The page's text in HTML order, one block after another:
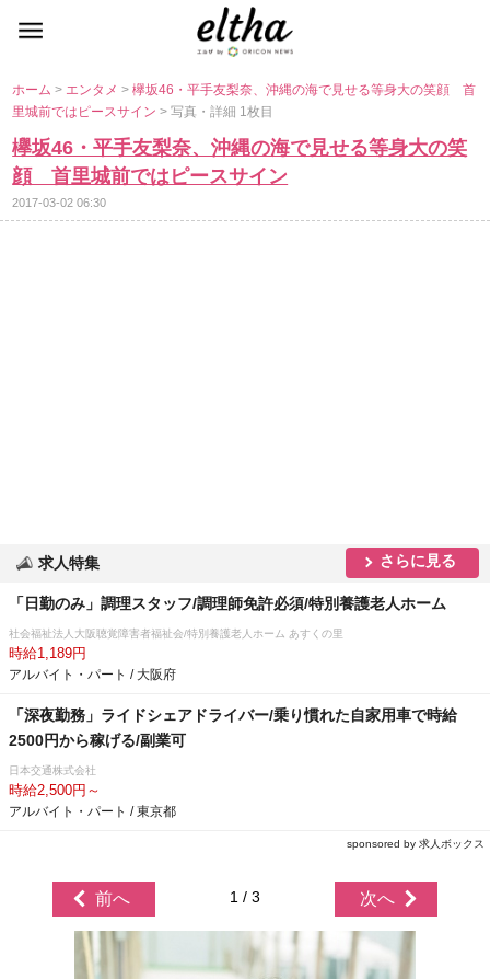
ホーム> エンタメ>欅坂46・平手友梨奈、沖縄の海で見せる等身大の笑顔 首
里城前ではピースサイン> 写真・詳細 1枚目
欅坂46・平手友梨奈、沖縄の海で見せる等身大の笑
顔 首里城前ではピースサイン
2017-03-02 06:30
求人特集 さらに見る
「日勤のみ」調理スタッフ/調理師免許必須/特別養護老人ホーム
社会福祉法人大阪聴覚障害者福祉会/特別養護老人ホーム あすくの里
時給1,189円
アルバイト・パート / 大阪府
「深夜勤務」ライドシェアドライバー/乗り慣れた自家用車で時給
2500円から稼げる/副業可
日本交通株式会社
時給2,500円～
アルバイト・パート / 東京都
sponsored by 求人ボックス
前へ 1 / 3 次へ